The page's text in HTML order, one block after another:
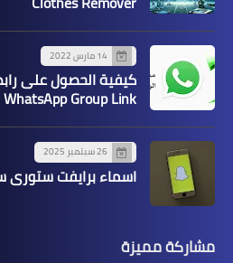
14 مارس 2022
كيفية الحصول على
WhatsApp Group Link
26 سبتمبر 2025
اسماء برايفت ستوري
مشاركة مميزة